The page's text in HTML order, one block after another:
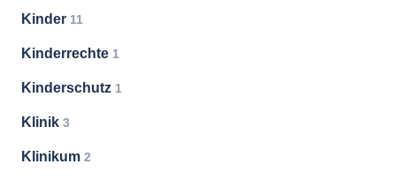
Kinder 11
Kinderrechte 1
Kinderschutz 1
Klinik 3
Klinikum 2